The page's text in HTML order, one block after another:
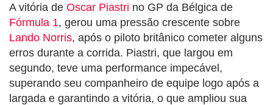
A vitória de Oscar Piastri no GP da Bélgica de
Fórmula 1, gerou uma pressão crescente sobre
Lando Norris, após o piloto britânico cometer alguns
erros durante a corrida. Piastri, que largou em
segundo, teve uma performance impecável,
superando seu companheiro de equipe logo após a
largada e garantindo a vitória, o que ampliou sua